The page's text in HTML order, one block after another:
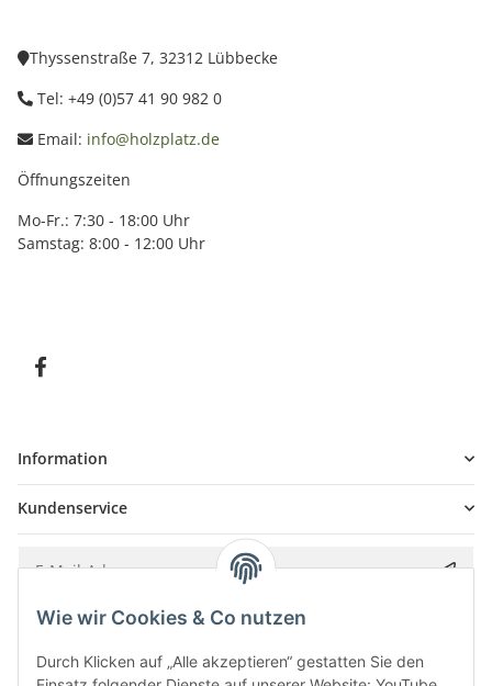
Thyssenstraße 7, 32312 Lübbecke
Tel: +49 (0)57 41 90 982 0
Email: info@holzplatz.de
Öffnungszeiten
Mo-Fr.: 7:30 - 18:00 Uhr
Samstag: 8:00 - 12:00 Uhr
Information
Kundenservice
Bitte senden Sie mir entsprechend IhrerDatenschutzerklärung
Wie wir Cookies & Co nutzen
Durch Klicken auf „Alle akzeptieren“ gestatten Sie den